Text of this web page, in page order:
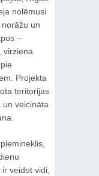
nolēmusi
un
–
virziena
Projekta
teritorijas
un veicināta
veidot vidi,